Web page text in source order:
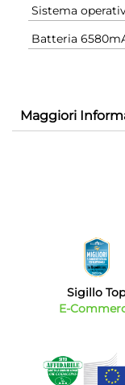
Sistema
Batteria
Maggiori
Sigillo Top
E-